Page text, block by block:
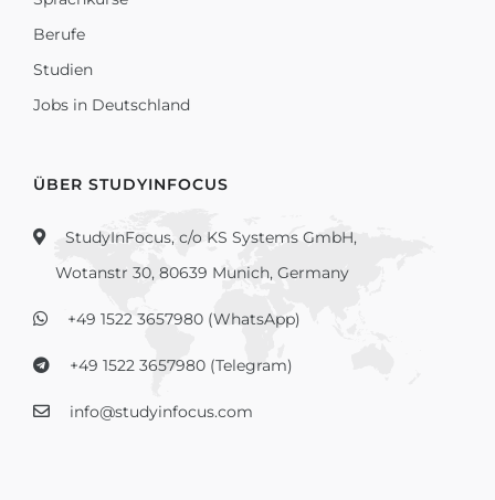
Berufe
Studien
Jobs in Deutschland
ÜBER STUDYINFOCUS
StudyInFocus, c/o KS Systems GmbH,
Wotanstr 30, 80639 Munich, Germany
+49 1522 3657980 (WhatsApp)
+49 1522 3657980 (Telegram)
info@studyinfocus.com